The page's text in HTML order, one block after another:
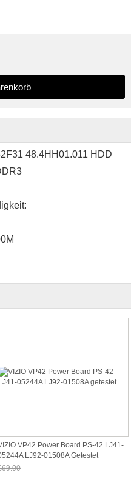
48.4HH01.011 HDD
VP42 Power Board PS-42 LJ41-
LJ92-01508A Getestet